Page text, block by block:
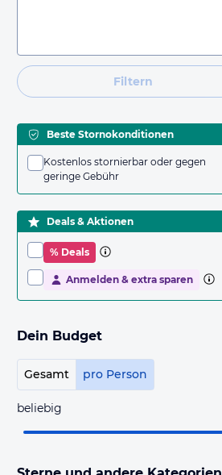
Filtern
Beste Stornokonditionen
Kostenlos stornierbar oder gegen
geringe Gebühr
Deals & Aktionen
% Deals
Anmelden & extra sparen
Dein Budget
Gesamt pro Person
beliebig